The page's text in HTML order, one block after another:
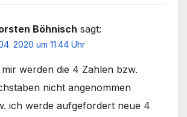
Böhnisch sagt:
2020 um 11:44 Uhr
mir werden die 4 Zahlen bzw.
nicht angenommen
ich werde aufgefordert neue 4